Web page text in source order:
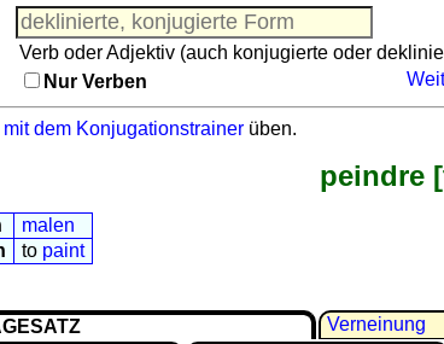
Zahlen
Verb oder Adjektiv (auch konjugierte oder
Nur Verben
dem Konjugationstrainer üben.
peindre
malen
to paint
Verneinung